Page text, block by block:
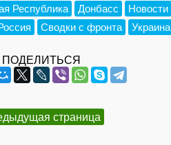
Республика
Донбасс
Новости
Сводки с фронта Украина
ПОДЕЛИТЬСЯ
страница